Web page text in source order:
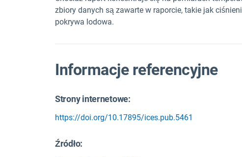
zbiory danych są zawarte w raporcie, takie jak
pokrywa lodowa.
Informacje referencyjne
Strony internetowe:
https://doi.org/10.17895/ices.pub.5461
Źródło: